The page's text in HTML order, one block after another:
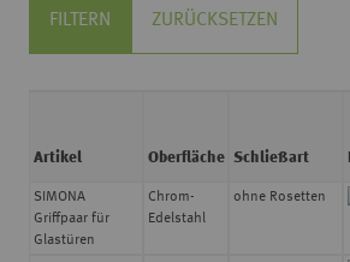
FILTERN ZURÜCKSETZEN
SIMONA
Griffpaar für
Glastüren
Chrom-
Edelstahl
ohne Rosetten
Artikel Oberfläche Schließart